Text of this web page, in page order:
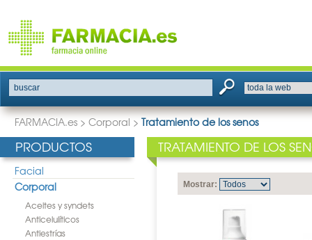
buscar
FARMACIA.es > Corporal > Tratamiento de los senos
PRODUCTOS
Facial
Corporal
Aceites y syndets
Anticelulíticos
Antiestrías
TRATAMIENTO DE LOS
Mostrar: